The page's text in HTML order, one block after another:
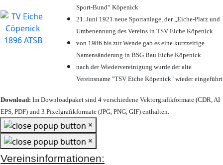
Sport-Bund“ Köpenick
21. Juni 1921 neue Sportanlage, der „Eiche-Platz und
Umbenennung des Vereins in TSV Eiche Köpenick
von 1986 bis zur Wende gab es eine kurzzeitige
Namensänderung in BSG Bau Eiche Köpenick
nach der Wiedervereinigung wurde der alte
Vereinsname "TSV Eiche Köpenick" wieder eingeführt
Download: Im Downloadpaket sind 4 verschiedene Vektorgrafikformate (CDR, AI
EPS, PDF) und 3 Pixelgrafikformate (JPG, PNG, GIF) enthalten.
×
×
Vereinsinformationen: